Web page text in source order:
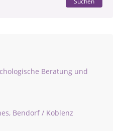
Beratung und
Bendorf / Koblenz